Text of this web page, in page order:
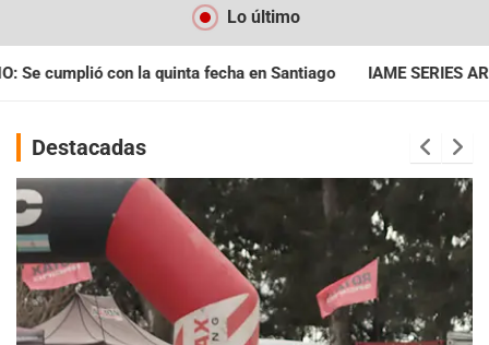
Lo último
en Santiago IAME SERIES ARGENTINA: Horarios para la
Destacadas